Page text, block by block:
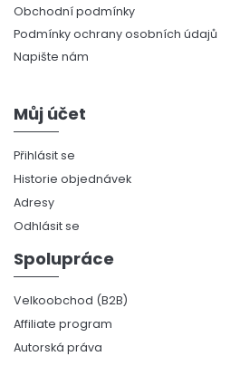
Obchodní podmínky
Podmínky ochrany osobních údajů
Napište nám
Můj účet
Přihlásit se
Historie objednávek
Adresy
Odhlásit se
Spolupráce
Velkoobchod (B2B)
Affiliate program
Autorská práva